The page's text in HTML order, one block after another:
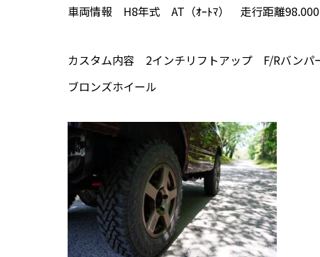
車両情報 H8年式 AT（ｵｰﾄﾏ） 走行距離
カスタム内容 2インチリフトアップ F/Rバン
ブロンズホイール